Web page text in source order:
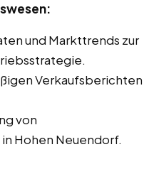
und Markttrends zur
Verkaufsberichten
von
Hohen Neuendorf.